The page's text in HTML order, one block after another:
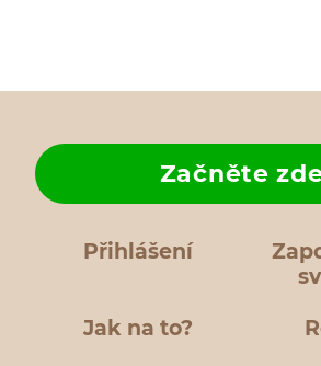
Přihlášení
Jak na to?
Začněte